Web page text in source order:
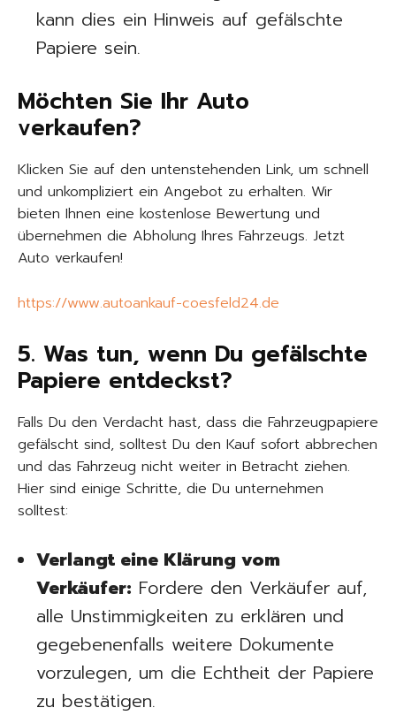
kann dies ein Hinweis auf gefälschte
Papiere sein.
Möchten Sie Ihr Auto
verkaufen?
Klicken Sie auf den untenstehenden Link, um schnell
und unkompliziert ein Angebot zu erhalten. Wir
bieten Ihnen eine kostenlose Bewertung und
übernehmen die Abholung Ihres Fahrzeugs. Jetzt
Auto verkaufen!
https://www.autoankauf-coesfeld24.de
5. Was tun, wenn Du gefälschte
Papiere entdeckst?
Falls Du den Verdacht hast, dass die Fahrzeugpapiere
gefälscht sind, solltest Du den Kauf sofort abbrechen
und das Fahrzeug nicht weiter in Betracht ziehen.
Hier sind einige Schritte, die Du unternehmen
solltest:
Verlangt eine Klärung vom
Verkäufer: Fordere den Verkäufer auf,
alle Unstimmigkeiten zu erklären und
gegebenenfalls weitere Dokumente
vorzulegen, um die Echtheit der Papiere
zu bestätigen.